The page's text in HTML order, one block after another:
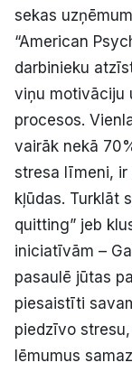
sekas
“American
darbinieku
viņu motivāciju
procesos.
vairāk nekā
stresa līmeni, ir
kļūdas. Turklāt
quitting” jeb
iniciatīvām –
pasaulē jūtas
piesaistīti
piedzīvo
lēmumus